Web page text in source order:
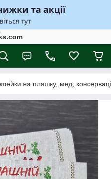
на пляшку, мед,